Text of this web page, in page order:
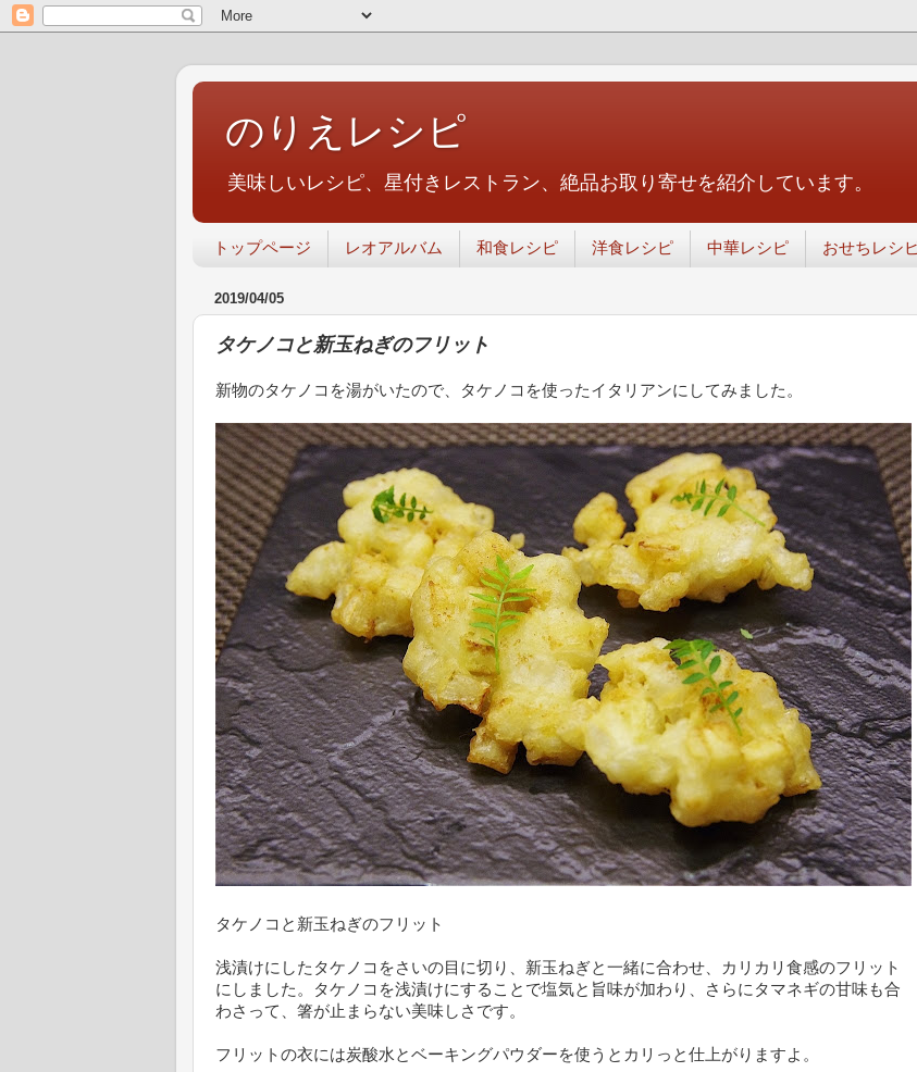
のりえレシピ
美味しいレシピ、星付きレストラン、絶品お取り寄せを紹介しています。
トップページ レオアルバム 和食レシピ 洋食レシピ 中華レシピ おせちレシ
2019/04/05
タケノコと新玉ねぎのフリット
新物のタケノコを湯がいたので、タケノコを使ったイタリアンにしてみました。
タケノコと新玉ねぎのフリット
浅漬けにしたタケノコをさいの目に切り、新玉ねぎと一緒に合わせ、カリカリ食感のフリット
にしました。タケノコを浅漬けにすることで塩気と旨味が加わり、さらにタマネギの甘味も合
わさって、箸が止まらない美味しさです。
フリットの衣には炭酸水とベーキングパウダーを使うとカリっと仕上がりますよ。